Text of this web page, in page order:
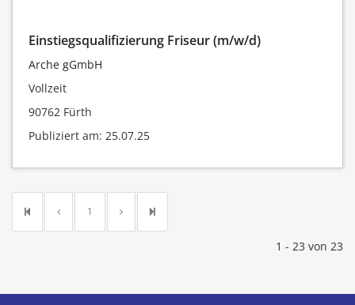
Einstiegsqualifizierung Friseur (m/w/d)
Arche gGmbH
Vollzeit
90762 Fürth
Publiziert am: 25.07.25
1
1 - 23 von 23